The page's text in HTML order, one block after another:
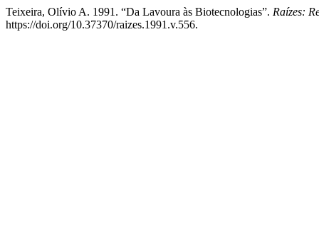
Teixeira, Olívio A. 1991. “Da Lavoura às Biotecnologias”. Raízes:
https://doi.org/10.37370/raizes.1991.v.556.